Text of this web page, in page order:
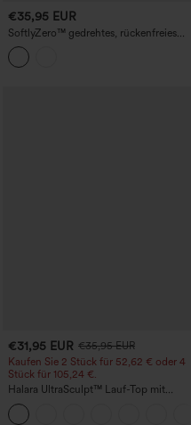
€35,95 EUR
SoftlyZero™ gedrehtes, rückenfreies
Yoga-Tanktop mit Kontrastspitze und
integriertem BH
€31,95 EUR €35,95 EUR
Kaufen Sie 2 Stück für 52,62 € oder 4
Stück für 105,24 €.
Halara UltraSculpt™ Lauf-Top mit
rundem Ausschnitt und überkreuztem
Rücken, Cup-Größen DD-F